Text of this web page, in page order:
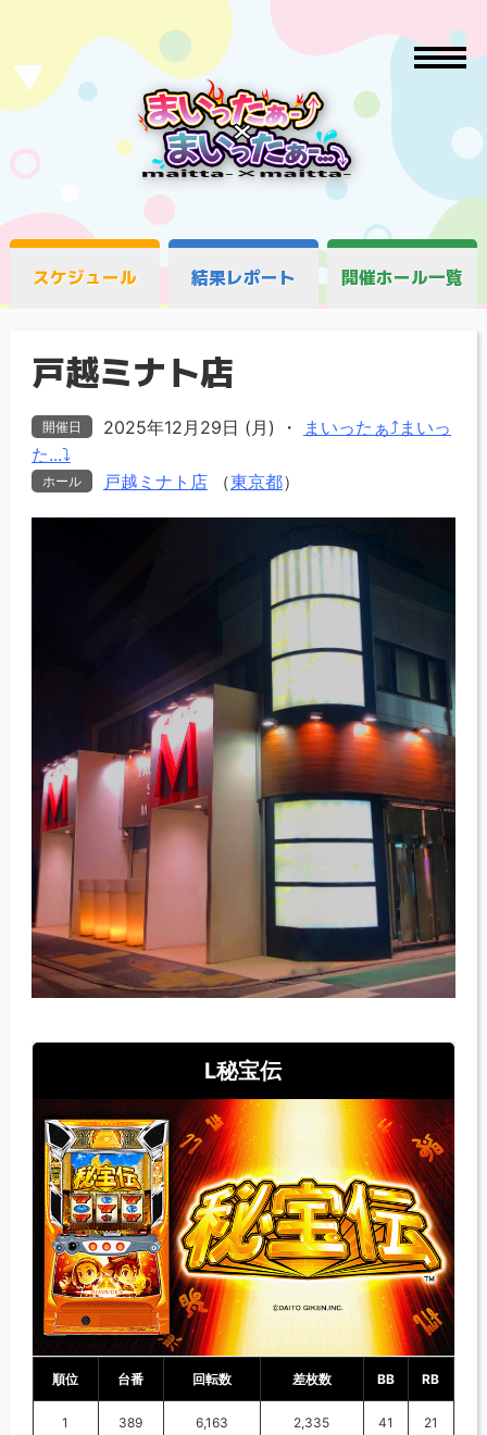
スケジュール 結果レポート 開催ホール一覧
戸越ミナト店
開催日 2025年12月29日 (月) ・
まいったぁ⤴まいっ
た...⤵
ホール 戸越ミナト店（東京都）
L秘宝伝
順位 台番 回転数 差枚数 BB RB
1 389 6,163 2,335 41 21